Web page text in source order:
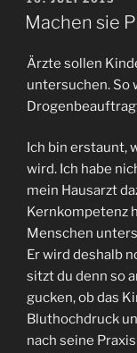
AM
Machen sie
Ärzte sollen
untersuchen. So
Ich bin erstaunt,
wird. Ich habe
mein Hausarzt
Kernkompetenz
Menschen
Er wird deshalb
sitzt du denn so
gucken, ob das
Bluthochdruck
nach seine